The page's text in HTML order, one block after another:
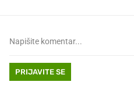
PRIJAVITE SE